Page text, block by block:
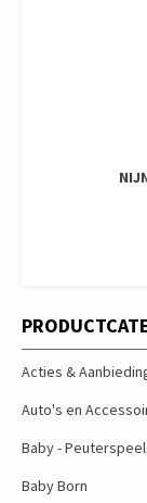
Acties &
Auto's en
Baby -
Baby Born